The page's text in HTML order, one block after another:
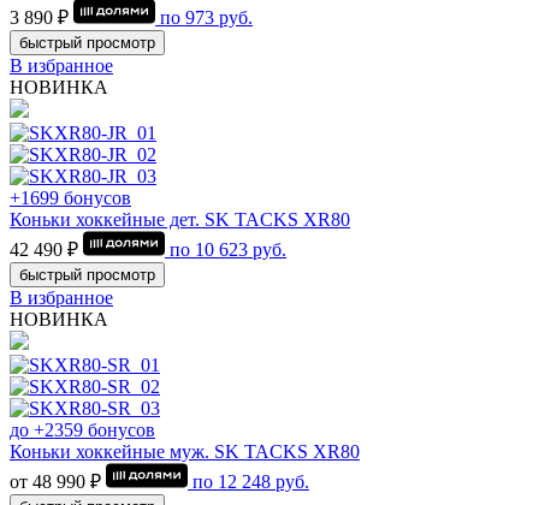
3 890 ₽
по 973 руб.
быстрый просмотр
В избранное
НОВИНКА
+1699 бонусов
Коньки хоккейные дет. SK TACKS XR80
42 490 ₽
по 10 623 руб.
быстрый просмотр
В избранное
НОВИНКА
до +2359 бонусов
Коньки хоккейные муж. SK TACKS XR80
от 48 990 ₽
по 12 248 руб.